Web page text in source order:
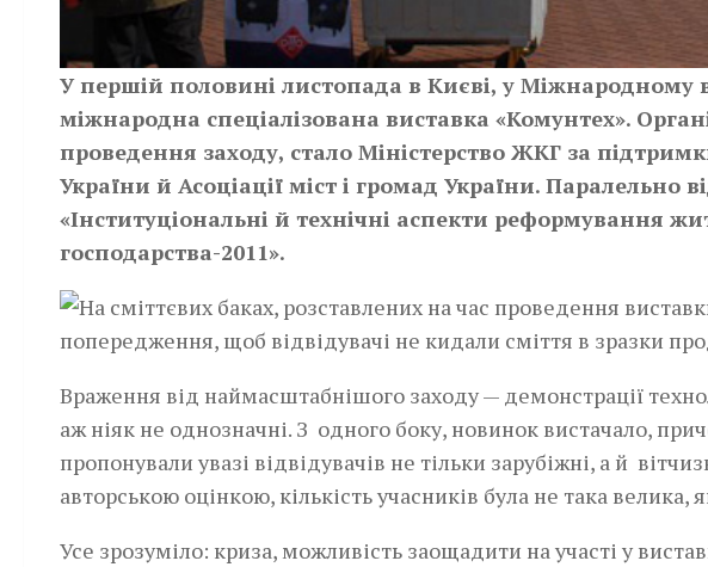
У першій половині листопада в Києві, у Міжнародному
міжнародна спеціалізована виставка «Комунтех».
проведення заходу, стало Міністерство ЖКГ за
України й Асоціації міст і громад України. Паралельно
«Інституціональні й технічні аспекти реформування
господарства-2011».
Враження від наймасштабнішого заходу — демонстрації
аж ніяк не однозначні. З одного боку, новинок вистачало,­
пропонували увазі відвідувачів не тільки зарубіжні, а й
авторською оцінкою, кількість учасників була не така велика,
Усе зрозуміло: криза,­ можливість заощадити на участі у